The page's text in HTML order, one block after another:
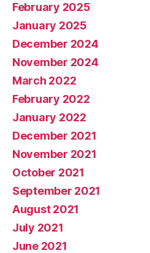
February 2025
January 2025
December 2024
November 2024
March 2022
February 2022
January 2022
December 2021
November 2021
October 2021
September 2021
August 2021
July 2021
June 2021